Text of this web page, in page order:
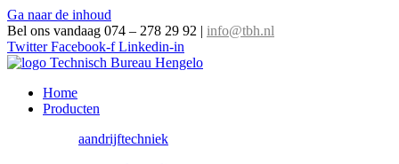
Ga naar de inhoud
Bel ons vandaag 074 – 278 29 92 | info@tbh.nl
Twitter Facebook-f Linkedin-in
Home
Producten
aandrijftechniek